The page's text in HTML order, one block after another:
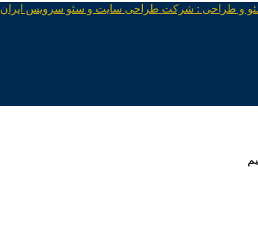
و طراحی : شرکت طراحی سایت و سئو سرویس ایران